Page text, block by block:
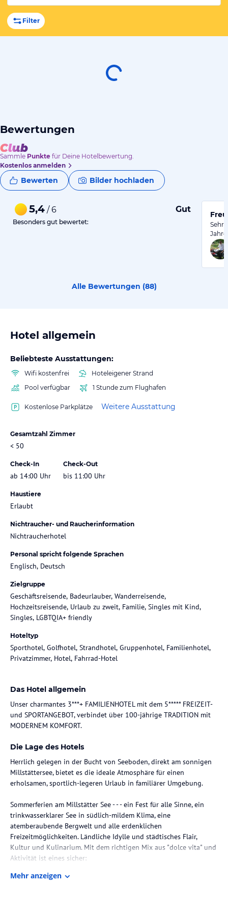
Filter
Bewertungen
Sammle Punkte für Deine Hotelbewertung.
Kostenlos anmelden
Bewerten Bilder hochladen
5,4 / 6 Gut
Besonders gut bewertet:
Sehr
Alle Bewertungen (88)
Hotel allgemein
Beliebteste Ausstattungen:
Wifi kostenfrei
Hoteleigener Strand
Pool verfügbar
1 Stunde zum Flughafen
Kostenlose Parkplätze Weitere Ausstattung
Gesamtzahl Zimmer
< 50
Check-In
ab 14:00 Uhr
Check-Out
bis 11:00 Uhr
Haustiere
Erlaubt
Nichtraucher- und Raucherinformation
Nichtraucherhotel
Personal spricht folgende Sprachen
Englisch, Deutsch
Zielgruppe
Geschäftsreisende, Badeurlauber, Wanderreisende,
Hochzeitsreisende, Urlaub zu zweit, Familie, Singles mit Kind,
Singles, LGBTQIA+ friendly
Hoteltyp
Sporthotel, Golfhotel, Strandhotel, Gruppenhotel, Familienhotel,
Privatzimmer, Hotel, Fahrrad-Hotel
Das Hotel allgemein
Unser charmantes 3***+ FAMILIENHOTEL mit dem 5***** FREIZEIT-
und SPORTANGEBOT, verbindet über 100-jährige TRADITION mit
MODERNEM KOMFORT.
Die Lage des Hotels
Herrlich gelegen in der Bucht von Seeboden, direkt am sonnigen
Millstättersee, bietet es die ideale Atmosphäre für einen
erholsamen, sportlich-legeren Urlaub in familiärer Umgebung.
Sommerferien am Millstätter See - - - ein Fest für alle Sinne, ein
trinkwasserklarer See in südlich-mildem Klima, eine
atemberaubende Bergwelt und alle erdenklichen
Freizeitmöglichkeiten. Ländliche Idylle und städtisches Flair,
Kultur und Kulinarium. Mit dem richtigen Mix aus "dolce vita" und
Aktivität ist eines sicher:
Erfüllung!
Mehr anzeigen